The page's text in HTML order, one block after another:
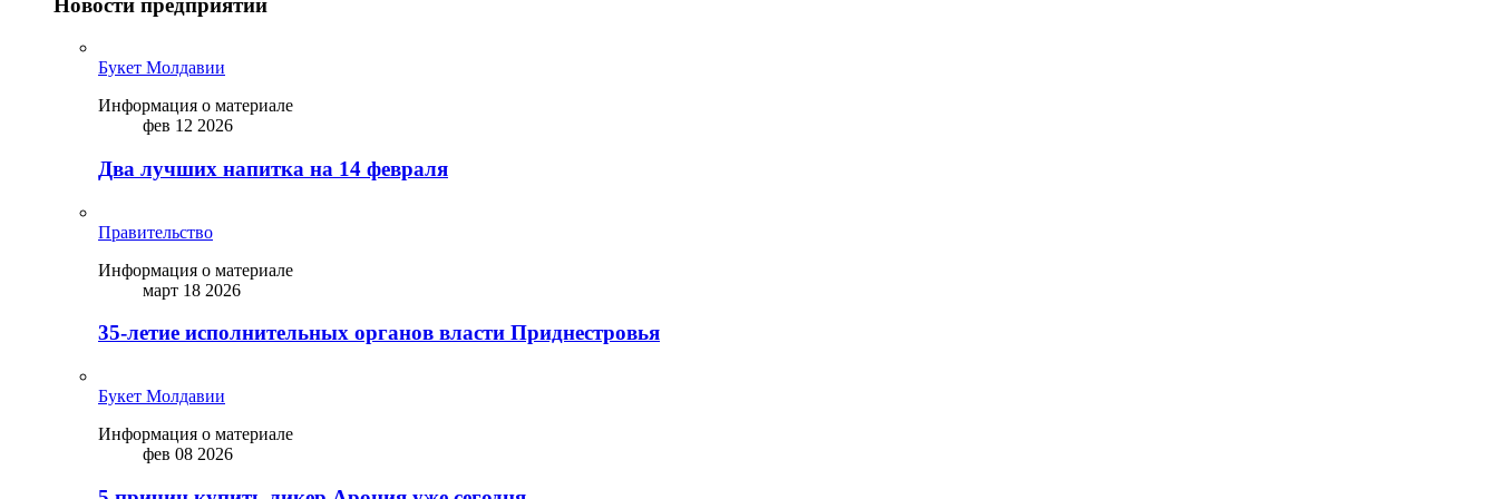
Букет Молдавии
Информация о материале
фев 12 2026
Два лучших напитка на 14 февраля
Правительство
Информация о материале
март 18 2026
35-летие исполнительных органов власти Приднестровья
Букет Молдавии
Информация о материале
фев 08 2026